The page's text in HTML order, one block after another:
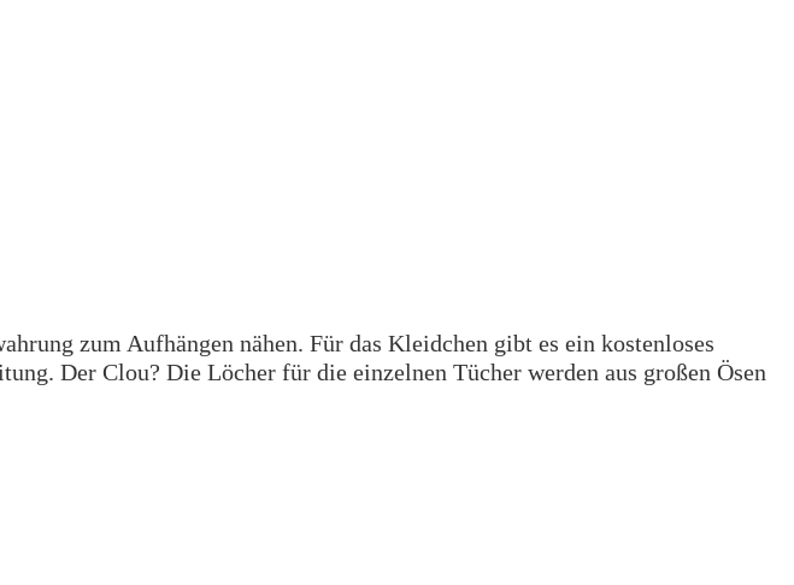
zum Aufhängen nähen. Für das Kleidchen gibt es ein kostenloses
Der Clou? Die Löcher für die einzelnen Tücher werden aus großen Ösen